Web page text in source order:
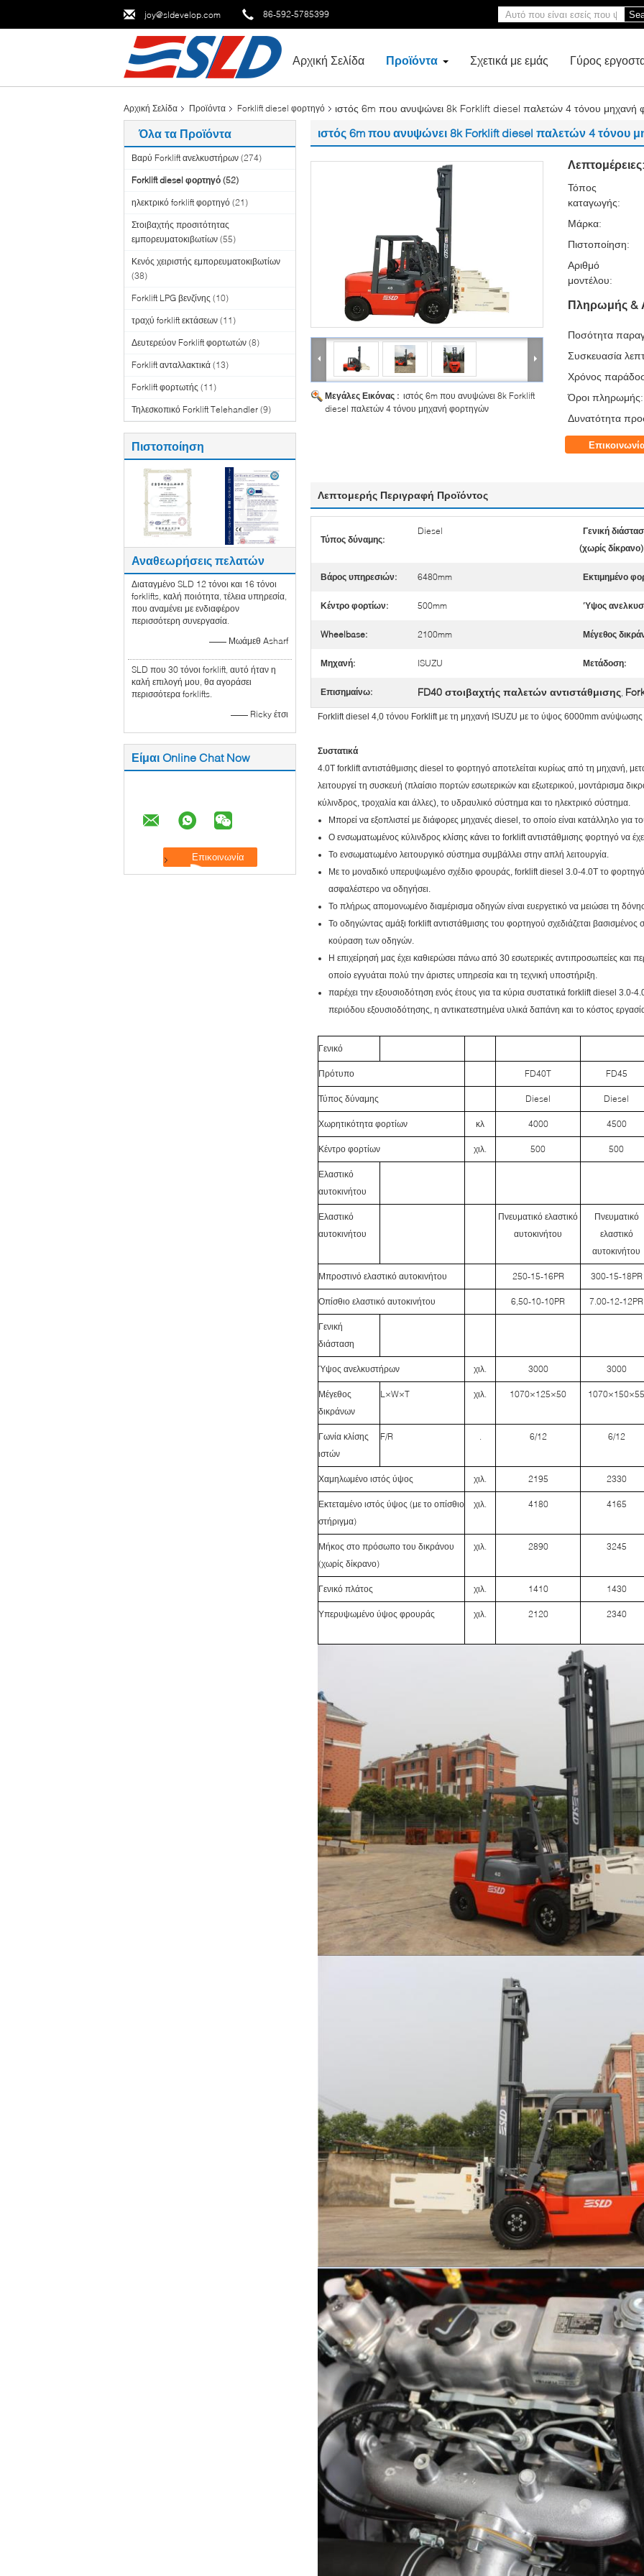
joy@sldevelop.com 86-592-5785399
Αρχική Σελίδα Προϊόντα Σχετικά με εμάς Γύρος
Αρχική Σελίδα Προϊόντα Forklift diesel φορτηγό ιστός 6m που ανυψώνει 8k Forklift diesel παλετών 4 τόνου μηχανή
Όλα τα Προϊόντα
Βαρύ Forklift ανελκυστήρων (274)
Forklift diesel φορτηγό (52)
ηλεκτρικό forklift φορτηγό (21)
Στοιβαχτής προσιτότητας
εμπορευματοκιβωτίων (55)
Κενός χειριστής εμπορευματοκιβωτίων
(38)
Forklift LPG βενζίνης (10)
τραχύ forklift εκτάσεων (11)
Δευτερεύον Forklift φορτωτών (8)
Forklift ανταλλακτικά (13)
Forklift φορτωτής (11)
Τηλεσκοπικό Forklift Telehandler (9)
Πιστοποίηση
Αναθεωρήσεις πελατών
Διαταγμένο SLD 12 τόνοι και 16 τόνοι
forklifts, καλή ποιότητα, τέλεια υπηρεσία,
που αναμένει με ενδιαφέρον
περισσότερη συνεργασία.
—— Μωάμεθ Asharf
SLD που 30 τόνοι forklift, αυτό ήταν η
καλή επιλογή μου, θα αγοράσει
περισσότερα forklifts.
—— Ricky έτσι
Είμαι Online Chat Now
ιστός 6m που ανυψώνει 8k Forklift diesel παλετών 4 τόνου
Μεγάλες Εικόνας : ιστός 6m που ανυψώνει 8k Forklift
diesel παλετών 4 τόνου μηχανή φορτηγών
Λεπτομέρειες:
Τόπος
καταγωγής:
Μάρκα:
Πιστοποίηση:
Αριθμό
μοντέλου:
Πληρωμής &
Ποσότητα
Συσκευασία
Χρόνος
Όροι πληρωμής:
Δυνατότητα
Λεπτομερής Περιγραφή Προϊόντος
Τύπος δύναμης:
Diesel
Γενική
(χωρίς
Βάρος υπηρεσιών: 6480mm Εκτιμημένο
Κέντρο φορτίων: 500mm Ύψος
Wheelbase: 2100mm Μέγεθος
Μηχανή: ISUZU Μετάδοση:
Επισημαίνω: FD40 στοιβαχτής παλετών αντιστάθμισης,
Forklift diesel 4,0 τόνου Forklift με τη μηχανή ISUZU με το ύψος 6000mm ανύψωσης
Συστατικά
4.0T forklift αντιστάθμισης diesel το φορτηγό αποτελείται κυρίως από τη μηχανή,
λειτουργεί τη συσκευή (πλαίσιο πορτών εσωτερικών και εξωτερικού, μοντάρισμα
κύλινδρος, τροχαλία και άλλες), το υδραυλικό σύστημα και το ηλεκτρικό σύστημα.
Μπορεί να εξοπλιστεί με διάφορες μηχανές diesel, το οποίο είναι κατάλληλο για
Ο ενσωματωμένος κύλινδρος κλίσης κάνει το forklift αντιστάθμισης φορτηγό να
Το ενσωματωμένο λειτουργικό σύστημα συμβάλλει στην απλή λειτουργία.
Με το μοναδικό υπερυψωμένο σχέδιο φρουράς, forklift diesel 3.0-4.0T το φορτηγό
ασφαλέστερο να οδηγήσει.
Το πλήρως απομονωμένο διαμέρισμα οδηγών είναι ευεργετικό να μειώσει τη
Το οδηγώντας αμάξι forklift αντιστάθμισης του φορτηγού σχεδιάζεται βασισμένος
κούραση των οδηγών.
Η επιχείρησή μας έχει καθιερώσει πάνω από 30 εσωτερικές αντιπροσωπείες και
οποίο εγγυάται πολύ την άριστες υπηρεσία και τη τεχνική υποστήριξη.
παρέχει την εξουσιοδότηση ενός έτους για τα κύρια συστατικά forklift diesel 3.0-
περιόδου εξουσιοδότησης, η αντικατεστημένα υλικά δαπάνη και το κόστος
Γενικό
Πρότυπο FD40T FD45
Τύπος δύναμης Diesel Diesel
Χωρητικότητα φορτίων κλ 4000 4500
Κέντρο φορτίων χιλ. 500 500
Ελαστικό
αυτοκινήτου
Ελαστικό
αυτοκινήτου
Πνευματικό ελαστικό
αυτοκινήτου
Πνευματικό
ελαστικό
αυτοκινήτου
Μπροστινό ελαστικό αυτοκινήτου 250-15-16PR 300-15-18PR
Οπίσθιο ελαστικό αυτοκινήτου 6,50-10-10PR 7.00-12-12PR
Γενική
διάσταση
Ύψος ανελκυστήρων χιλ. 3000 3000
Μέγεθος
δικράνων
L×W×T χιλ. 1070×125×50 1070×150×55
Γωνία κλίσης
ιστών
F/R . 6/12 6/12
Χαμηλωμένο ιστός ύψος χιλ. 2195 2330
Εκτεταμένο ιστός ύψος (με το οπίσθιο
στήριγμα)
χιλ. 4180 4165
Μήκος στο πρόσωπο του δικράνου
(χωρίς δίκρανο)
χιλ. 2890 3245
Γενικό πλάτος χιλ. 1410 1430
Υπερυψωμένο ύψος φρουράς χιλ. 2120 2340